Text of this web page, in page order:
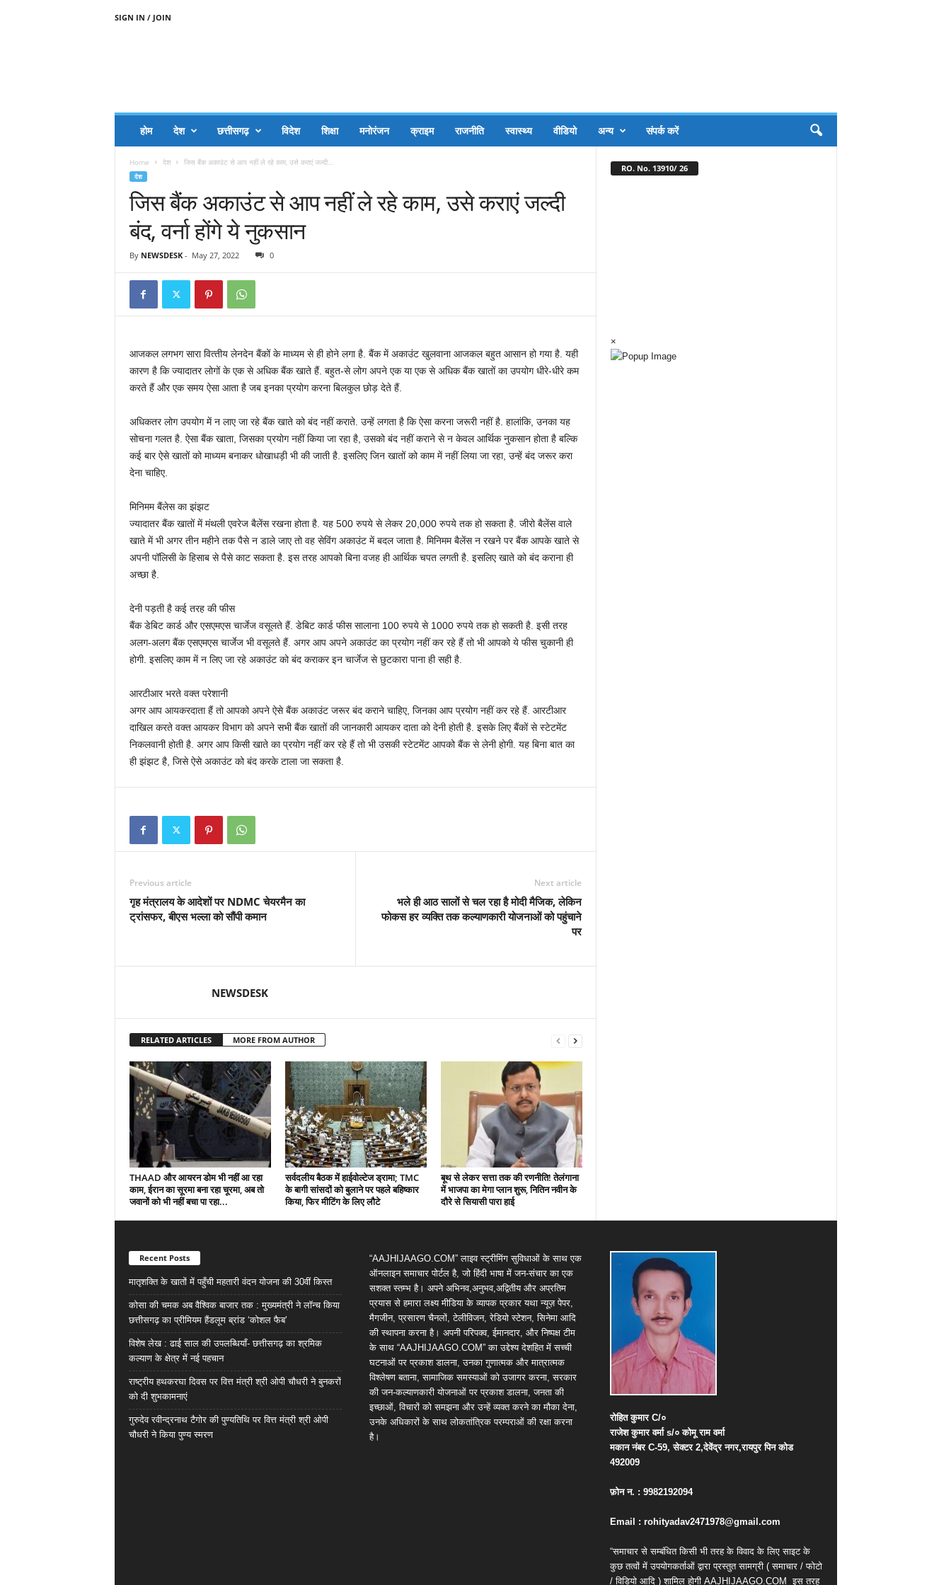
SIGN IN / JOIN
होम देश छत्तीसगढ़ विदेश शिक्षा मनोरंजन क्राइम राजनीति स्वास्थ्य वीडियो अन्य संपर्क करें
Home देश जिस बैंक अकाउंट से आप नहीं ले रहे काम, उसे कराएं जल्‍दी...
देश
जिस बैंक अकाउंट से आप नहीं ले रहे काम, उसे कराएं जल्‍दी
बंद, वर्ना होंगे ये नुकसान
By NEWSDESK- May 27, 2022 0
आजकल लगभग सारा वित्‍तीय लेनदेन बैंकों के माध्‍यम से ही होने लगा है. बैंक में अकाउंट खुलवाना आजकल बहुत आसान हो गया है. यही
कारण है कि ज्‍यादातर लोगों के एक से अधिक बैंक खाते हैं. बहुत-से लोग अपने एक या एक से अधिक बैंक खातों का उपयोग धीरे-धीरे कम
करते हैं और एक समय ऐसा आता है जब इनका प्रयोग करना बिलकुल छोड़ देते हैं.
अधिकतर लोग उपयोग में न लाए जा रहे बैंक खाते को बंद नहीं कराते. उन्‍हें लगता है कि ऐसा करना जरूरी नहीं है. हालांकि, उनका यह
सोचना गलत है. ऐसा बैंक खाता, जिसका प्रयोग नहीं किया जा रहा है, उसको बंद नहीं कराने से न केवल आर्थिक नुकसान होता है बल्कि
कई बार ऐसे खातों को माध्‍यम बनाकर धोखाधड़ी भी की जाती है. इसलिए जिन खातों को काम में नहीं लिया जा रहा, उन्‍हें बंद जरूर करा
देना चाहिए.
मिनिमम बैंलेस का झंझट
ज्‍यादातर बैंक खातों में मंथली एवरेज बैलेंस रखना होता है. यह 500 रुपये से लेकर 20,000 रुपये तक हो सकता है. जीरो बैलेंस वाले
खाते में भी अगर तीन महीने तक पैसे न डाले जाए तो वह सेविंग अकाउंट में बदल जाता है. मिनिमम बैलेंस न रखने पर बैंक आपके खाते से
अपनी पॉलिसी के हिसाब से पैसे काट सकता है. इस तरह आपको बिना वजह ही आर्थिक चपत लगती है. इसलिए खाते को बंद कराना ही
अच्‍छा है.
देनी पड़ती है कई तरह की फीस
बैंक डेबिट कार्ड और एसएमएस चार्जेज वसूलते हैं. डेबिट कार्ड फीस सालाना 100 रुपये से 1000 रुपये तक हो सकती है. इसी तरह
अलग-अलग बैंक एसएमएस चार्जेज भी वसूलते हैं. अगर आप अपने अकाउंट का प्रयोग नहीं कर रहे हैं तो भी आपको ये फीस चुकानी ही
होगी. इसलिए काम में न लिए जा रहे अकाउंट को बंद कराकर इन चार्जेज से छुटकारा पाना ही सही है.
आरटीआर भरते वक्‍त परेशानी
अगर आप आयकरदाता हैं तो आपको अपने ऐसे बैंक अकाउंट जरूर बंद कराने चाहिए, जिनका आप प्रयोग नहीं कर रहे हैं. आरटीआर
दाखिल करते वक्‍त आयकर विभाग को अपने सभी बैंक खातों की जानकारी आयकर दाता को देनी होती है. इसके लिए बैंकों से स्‍टेटमेंट
निकलवानी होती है. अगर आप किसी खाते का प्रयोग नहीं कर रहे हैं तो भी उसकी स्‍टेटमेंट आपको बैंक से लेनी होगी. यह बिना बात का
ही झंझट है, जिसे ऐसे अकाउंट को बंद करके टाला जा सकता है.
Previous article
गृह मंत्रालय के आदेशों पर NDMC चेयरमैन का
ट्रांसफर, बीएस भल्‍ला को सौंपी कमान
Next article
भले ही आठ सालों से चल रहा है मोदी मैजिक, लेकिन
फोकस हर व्यक्ति तक कल्याणकारी योजनाओं को पहुंचाने
पर
NEWSDESK
RELATED ARTICLES MORE FROM AUTHOR
THAAD और आयरन डोम भी नहीं आ रहा
काम, ईरान का सूरमा बना रहा चूरमा, अब तो
जवानों को भी नहीं बचा पा रहा...
सर्वदलीय बैठक में हाईवोल्टेज ड्रामा; TMC
के बागी सांसदों को बुलाने पर पहले बहिष्कार
किया, फिर मीटिंग के लिए लौटे
बूथ से लेकर सत्ता तक की रणनीति! तेलंगाना
में भाजपा का मेगा प्लान शुरू, नितिन नवीन के
दौरे से सियासी पारा हाई
RO. No. 13910/ 26
×
Recent Posts
मातृशक्ति के खातों में पहुँची महतारी वंदन योजना की 30वीं किस्त
कोसा की चमक अब वैश्विक बाजार तक : मुख्यमंत्री ने लॉन्च किया
छत्तीसगढ़ का प्रीमियम हैंडलूम ब्रांड ‘कोशल फैब’
विशेष लेख : ढाई साल की उपलब्धियाँ- छत्तीसगढ़ का श्रमिक
कल्याण के क्षेत्र में नई पहचान
राष्ट्रीय हथकरघा दिवस पर वित्त मंत्री श्री ओपी चौधरी ने बुनकरों
को दी शुभकामनाएं
गुरुदेव रवीन्द्रनाथ टैगोर की पुण्यतिथि पर वित्त मंत्री श्री ओपी
चौधरी ने किया पुण्य स्मरण
“AAJHIJAAGO.COM” लाइव स्ट्रीमिंग सुविधाओं के साथ एक
ऑनलाइन समाचार पोर्टल है, जो हिंदी भाषा में जन-संचार का एक
सशक्त स्तम्भ है। अपने अभिनव,अनुभव,अद्वितीय और अप्रतिम
प्रयास से हमारा लक्ष्य मीडिया के व्यापक प्रकार यथा न्यूज़ पेपर,
मैगजीन, प्रसारण चैनलों, टेलीविजन, रेडियो स्टेशन, सिनेमा आदि
की स्थापना करना है। अपनी परिपक्व, ईमानदार, और निष्पक्ष टीम
के साथ “AAJHIJAAGO.COM” का उद्देश्य देशहित में सच्ची
घटनाओं पर प्रकाश डालना, उनका गुणात्मक और मात्रात्मक
विश्लेषण बताना, सामाजिक समस्याओं को उजागर करना, सरकार
की जन-कल्याणकारी योजनाओं पर प्रकाश डालना, जनता की
इच्छाओं, विचारों को समझना और उन्हें व्यक्त करने का मौका देना,
उनके अधिकारों के साथ लोकतांत्रिक परम्पराओं की रक्षा करना
है।
रोहित कुमारC/०
राजेश कुमार वर्माs/० कोमू राम वर्मा
मकान नंबरC-59,सेक्टर2,देवेंद्र नगर,रायपुर पिन कोड
492009
फ़ोन न. : 9982192094
Email : rohityadav2471978@gmail.com
“समाचार से सम्बंधित किसी भी तरह के विवाद के लिए साइट के
कुछ तत्वों में उपयोगकर्ताओं द्वारा प्रस्तुत सामग्री ( समाचार / फोटो
/ विडियो आदि ) शामिल होगी AAJHIJAAGO.COM इस तरह